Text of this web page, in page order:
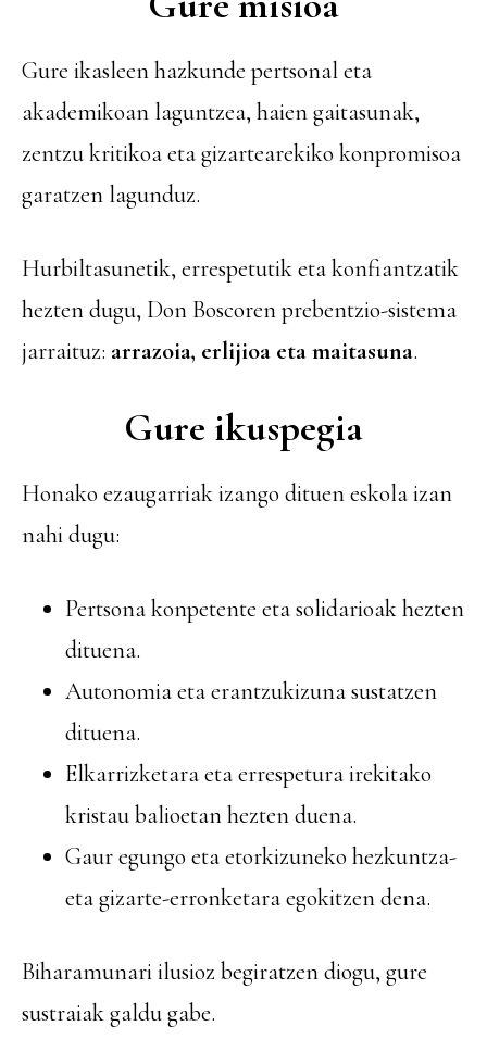
Gure ikasleen hazkunde pertsonal eta
akademikoan laguntzea, haien gaitasunak,
zentzu kritikoa eta gizartearekiko konpromisoa
garatzen lagunduz.
Hurbiltasunetik, errespetutik eta konfiantzatik
hezten dugu, Don Boscoren prebentzio-sistema
jarraituz: arrazoia, erlijioa eta maitasuna.
Gure ikuspegia
Honako ezaugarriak izango dituen eskola izan
nahi dugu:
Pertsona konpetente eta solidarioak hezten
dituena.
Autonomia eta erantzukizuna sustatzen
dituena.
Elkarrizketara eta errespetura irekitako
kristau balioetan hezten duena.
Gaur egungo eta etorkizuneko hezkuntza-
eta gizarte-erronketara egokitzen dena.
Biharamunari ilusioz begiratzen diogu, gure
sustraiak galdu gabe.